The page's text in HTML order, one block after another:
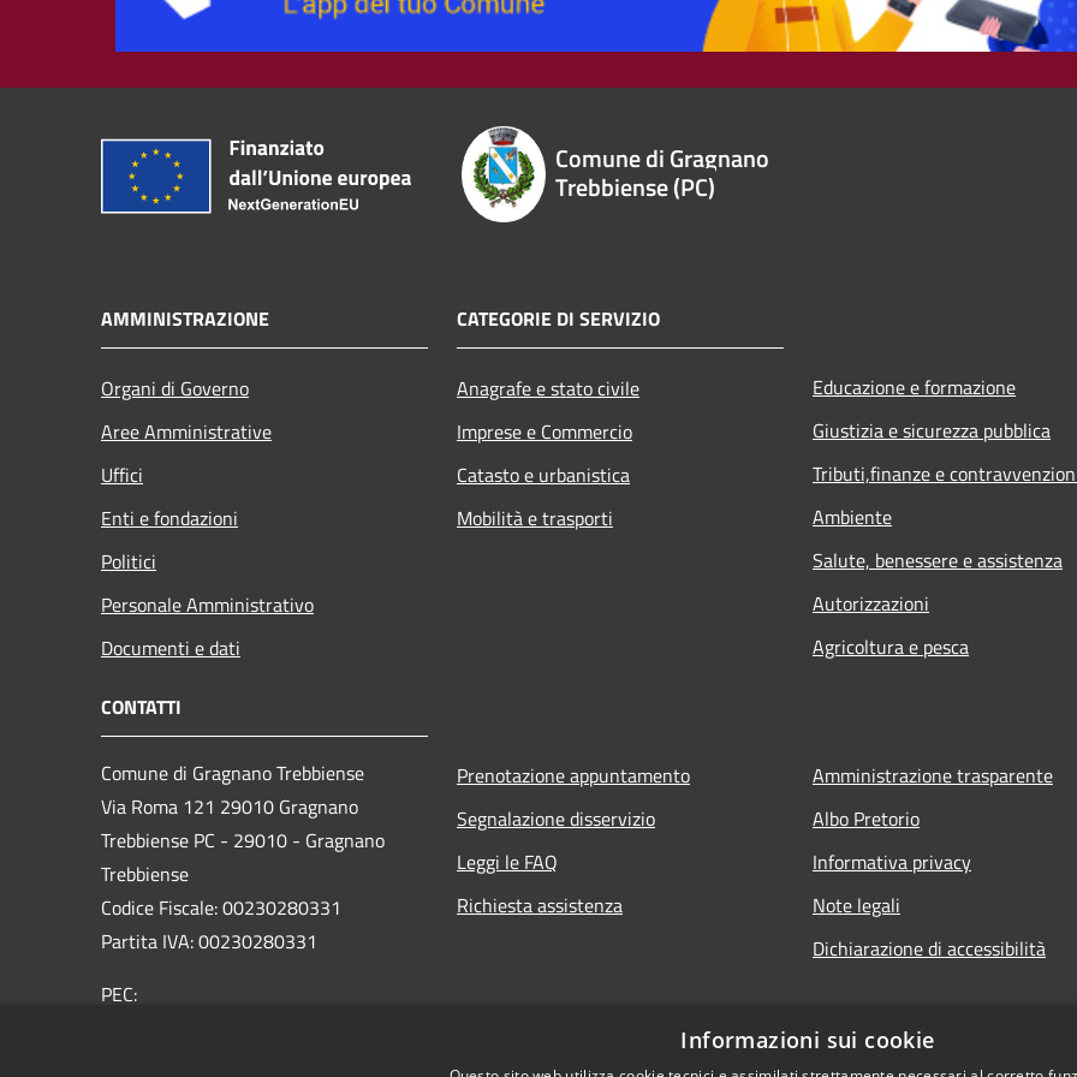
Comune di Gragnano
Trebbiense (PC)
AMMINISTRAZIONE
Organi di Governo
Aree Amministrative
Uffici
Enti e fondazioni
Politici
Personale Amministrativo
Documenti e dati
CATEGORIE DI SERVIZIO
Anagrafe e stato civile
Imprese e Commercio
Catasto e urbanistica
Mobilità e trasporti
Educazione e formazione
Giustizia e sicurezza pubblica
Tributi,finanze e
Ambiente
Salute, benessere e assistenza
Autorizzazioni
Agricoltura e pesca
CONTATTI
Comune di Gragnano Trebbiense
Via Roma 121 29010 Gragnano
Trebbiense PC - 29010 - Gragnano
Trebbiense
Codice Fiscale: 00230280331
Partita IVA: 00230280331
PEC:
Prenotazione appuntamento
Segnalazione disservizio
Leggi le FAQ
Richiesta assistenza
Amministrazione trasparente
Albo Pretorio
Informativa privacy
Note legali
Dichiarazione di accessibilità
Informazioni sui cookie